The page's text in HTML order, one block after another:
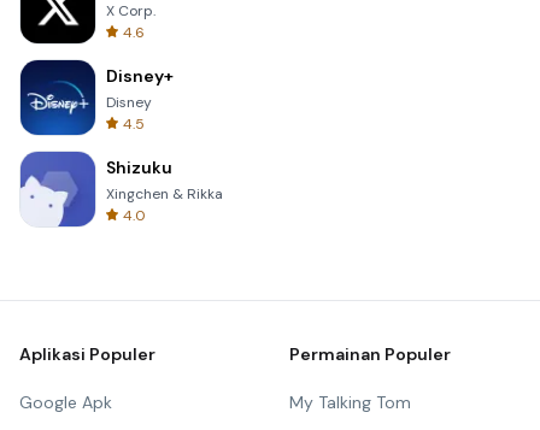
X Corp.
4.6
Disney+
Disney
4.5
Shizuku
Xingchen & Rikka
4.0
Aplikasi Populer
Google Apk
Permainan Populer
My Talking Tom